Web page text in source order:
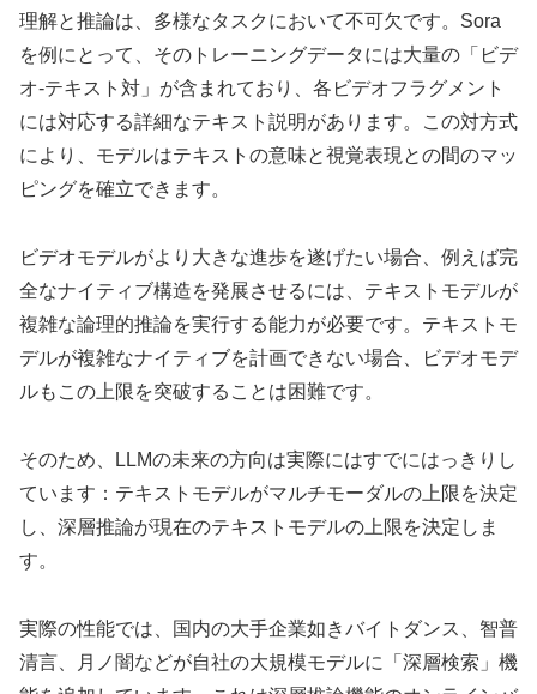
理解と推論は、多様なタスクにおいて不可欠です。Sora
を例にとって、そのトレーニングデータには大量の「ビデ
オ-テキスト対」が含まれており、各ビデオフラグメント
には対応する詳細なテキスト説明があります。この対方式
により、モデルはテキストの意味と視覚表現との間のマッ
ピングを確立できます。
ビデオモデルがより大きな進歩を遂げたい場合、例えば完
全なナイティブ構造を発展させるには、テキストモデルが
複雑な論理的推論を実行する能力が必要です。テキストモ
デルが複雑なナイティブを計画できない場合、ビデオモデ
ルもこの上限を突破することは困難です。
そのため、LLMの未来の方向は実際にはすでにはっきりし
ています：テキストモデルがマルチモーダルの上限を決定
し、深層推論が現在のテキストモデルの上限を決定しま
す。
実際の性能では、国内の大手企業如きバイトダンス、智普
清言、月ノ闇などが自社の大規模モデルに「深層検索」機